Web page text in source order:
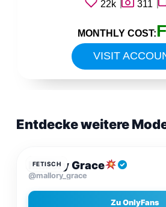
22k 311
VISIT
MONTHLY COST:
Entdecke weitere
FETISCH
Mallory Grace
@mallory_grace
Zu OnlyFans